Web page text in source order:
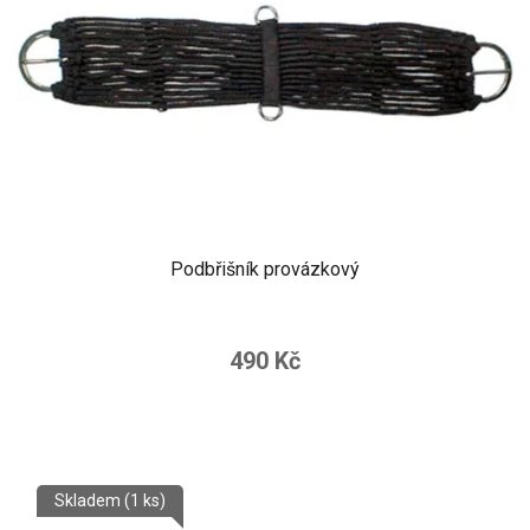
Podbřišník provázkový
490 Kč
Skladem (1 ks)